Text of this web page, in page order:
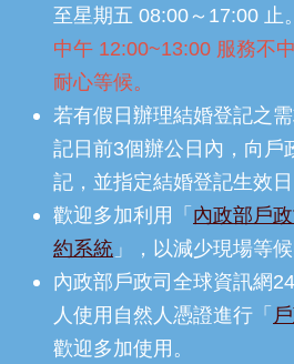
至星期五 08:00～17:00 止。
中午 12:00~13:00 服務不
耐心等候。
若有假日辦理結婚登記之
記日前3個辦公日內，向戶
記，並指定結婚登記生效日
歡迎多加利用「 內政部戶
約系統 」，以減少現場等候
內政部戶政司全球資訊網
人使用自然人憑證進行「
歡迎多加使用。